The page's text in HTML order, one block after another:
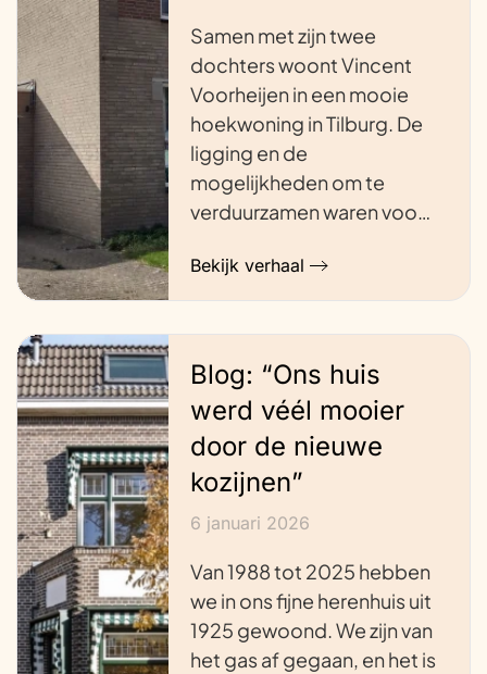
Samen met zijn twee
dochters woont Vincent
Voorheijen in een mooie
hoekwoning in Tilburg. De
ligging en de
mogelijkheden om te
verduurzamen waren voo…
Bekijk verhaal
Blog: “Ons huis
werd véél mooier
door de nieuwe
kozijnen”
6 januari 2026
Van 1988 tot 2025 hebben
we in ons fijne herenhuis uit
1925 gewoond. We zijn van
het gas af gegaan, en het is